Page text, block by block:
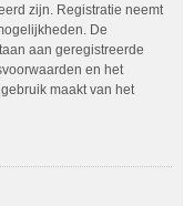
zijn. Registratie neemt
De
aan geregistreerde
en het
maakt van het